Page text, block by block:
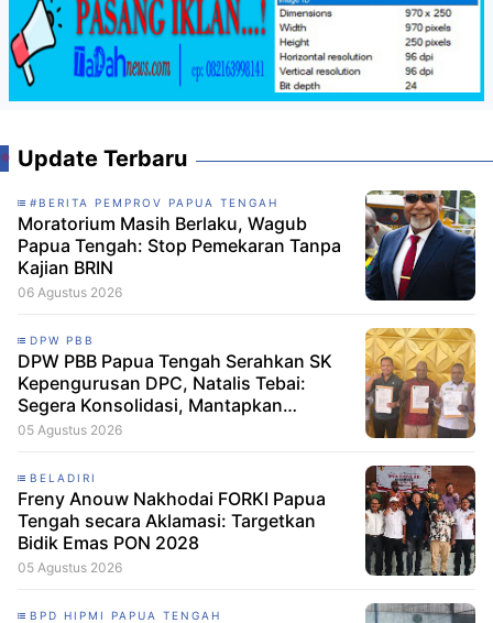
Update Terbaru
#BERITA PEMPROV PAPUA TENGAH
Moratorium Masih Berlaku, Wagub
Papua Tengah: Stop Pemekaran Tanpa
Kajian BRIN
06 Agustus 2026
DPW PBB
DPW PBB Papua Tengah Serahkan SK
Kepengurusan DPC, Natalis Tebai:
Segera Konsolidasi, Mantapkan
Langkah Verifikasi, untuk 'Maju' 2029
05 Agustus 2026
BELADIRI
Freny Anouw Nakhodai FORKI Papua
Tengah secara Aklamasi: Targetkan
Bidik Emas PON 2028
05 Agustus 2026
BPD HIPMI PAPUA TENGAH